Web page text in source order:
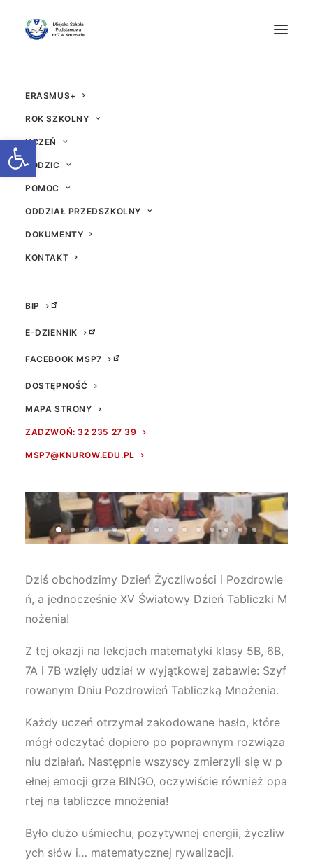
Otwórz pasek narzędzi
ERASMUS+
ROK SZKOLNY
UCZEŃ
RODZIC
POMOC
ODDZIAŁ PRZEDSZKOLNY
DOKUMENTY
KONTAKT
BIP
E-DZIENNIK
FACEBOOK MSP7
DOSTĘPNOŚĆ
MAPA STRONY
ZADZWOŃ: 32 235 27 39
MSP7@KNUROW.EDU.PL
XV Światowy Dzień Ta
bliczki Mnożenia
Dziś obchodzimy Dzień Życzliwości i Pozdrowie
ń, a jednocześnie XV Światowy Dzień Tabliczki M
nożenia!
Z tej okazji na lekcjach matematyki klasy 5B, 6B,
7A i 7B wzięły udział w wyjątkowej zabawie: Szyf
rowanym Dniu Pozdrowień Tabliczką Mnożenia.
Każdy uczeń otrzymał zakodowane hasło, które
mógł odczytać dopiero po poprawnym rozwiąza
niu działań. Następnie wszyscy zmierzyli się w p
ełnej emocji grze BINGO, oczywiście również opa
rtej na tabliczce mnożenia!
Było dużo uśmiechu, pozytywnej energii, życzliw
ych słów i… matematycznej rywalizacji.